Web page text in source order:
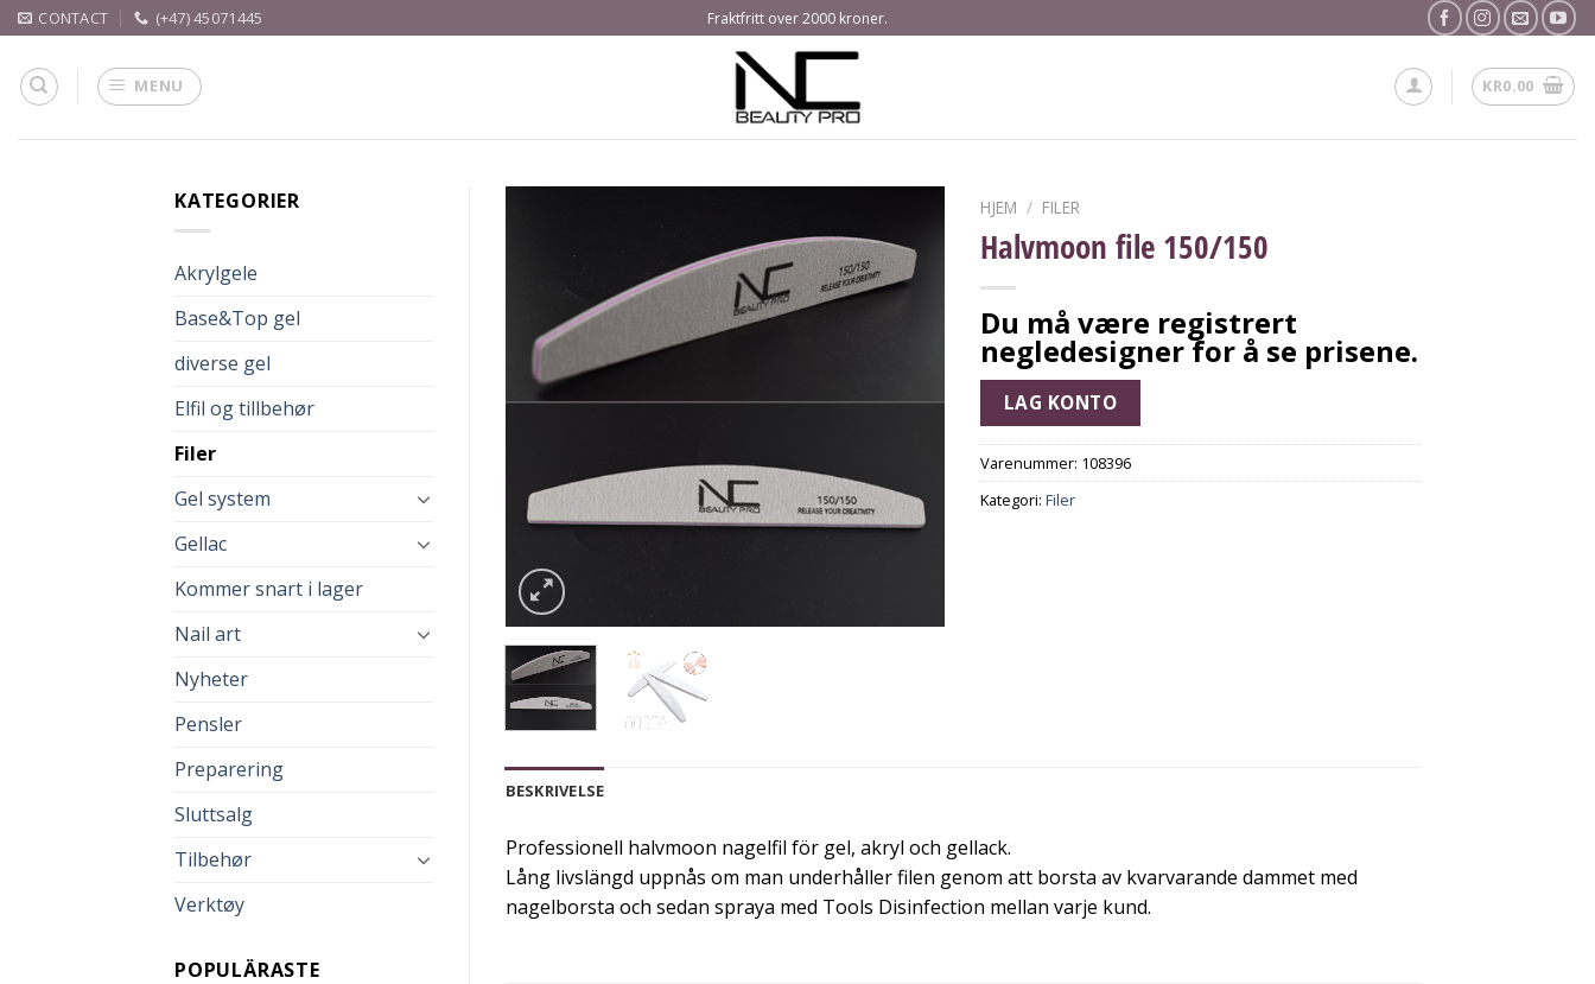
Skip
to
content
CONTACT (+47) 45071445 Fraktfritt over 2000 kroner.
MENU KR0.00
KATEGORIER
Akrylgele
Base&Top gel
diverse gel
Elfil og tillbehør
Filer
Gel system
Gellac
Kommer snart i lager
Nail art
Nyheter
Pensler
Preparering
Sluttsalg
Tilbehør
Verktøy
POPULÄRASTE
HJEM / FILER
Halvmoon file 150/150
Du må være registrert
negledesigner for å se prisene.
LAG KONTO
Varenummer: 108396
Kategori:Filer
BESKRIVELSE
Professionell halvmoon nagelfil för gel, akryl och gellack.
Lång livslängd uppnås om man underhåller filen genom att borsta av kvarvarande dammet med
nagelborsta och sedan spraya med Tools Disinfection mellan varje kund.